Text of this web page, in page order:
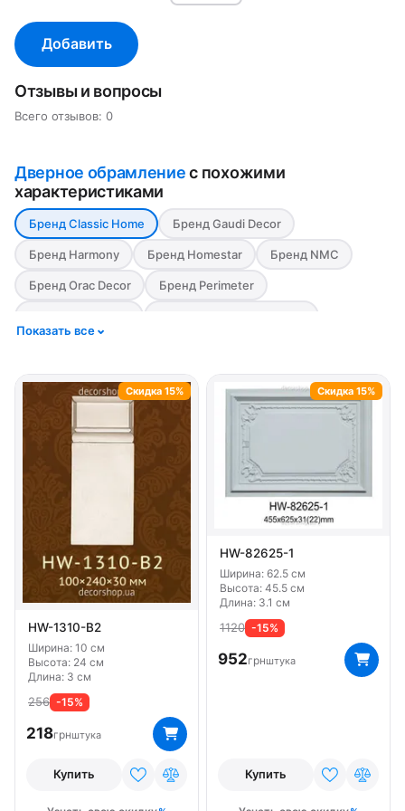
Добавить
Отзывы и вопросы
Всего отзывов: 0
Дверное обрамлениес похожими
характеристиками
Бренд Classic Home Бренд Gaudi Decor
Бренд Harmony Бренд Homestar Бренд NMC
Бренд Orac Decor Бренд Perimeter
Показать все
HW-1310-B2
Ширина: 10 см
Высота: 24 см
Длина: 3 см
256 -15%
218грнштука
Купить
Скидка 15%
HW-82625-1
Ширина: 62.5 см
Высота: 45.5 см
Длина: 3.1 см
1120 -15%
952грнштука
Купить
Скидка 15%